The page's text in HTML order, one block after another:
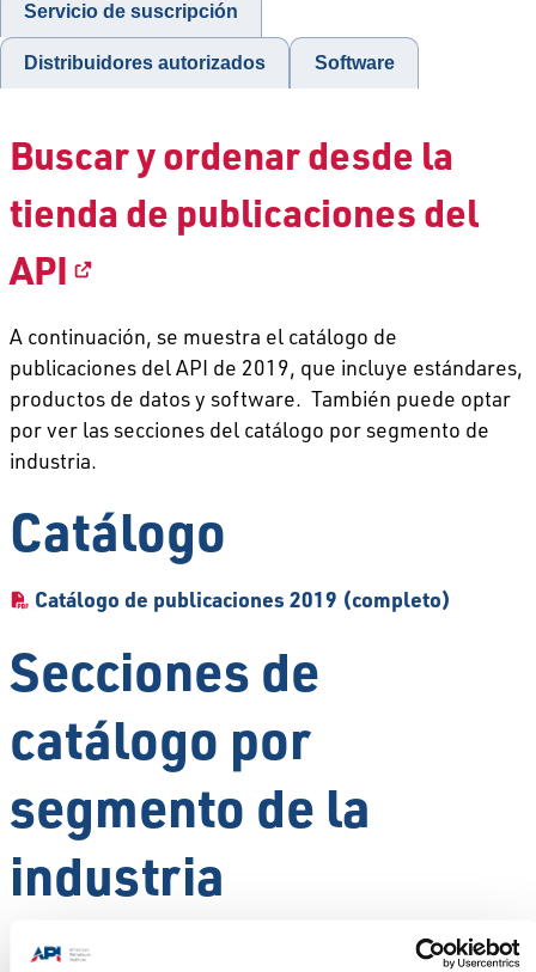
Servicio de suscripción
Distribuidores autorizados Software
Buscar y ordenar desde la
tienda de publicaciones del
API
A continuación, se muestra el catálogo de
publicaciones del API de 2019, que incluye estándares,
productos de datos y software. También puede optar
por ver las secciones del catálogo por segmento de
industria.
Catálogo
Catálogo de publicaciones 2019 (completo)
Secciones de
catálogo por
segmento de la
industria
Exploración y producción